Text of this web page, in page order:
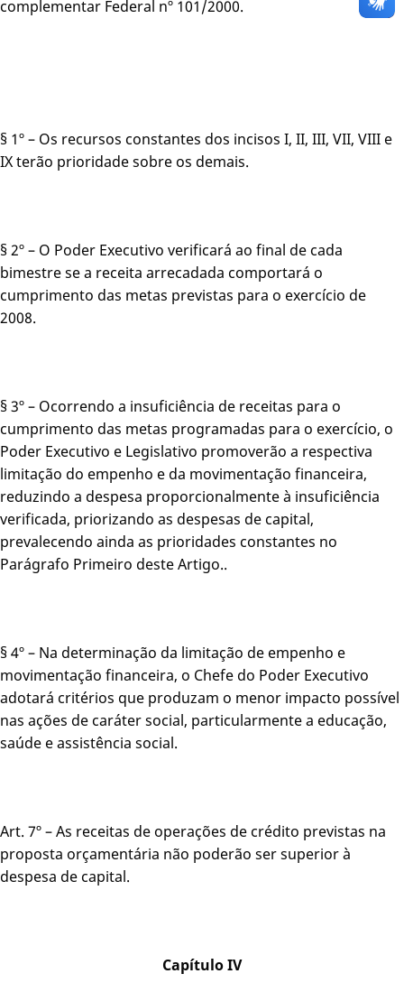
complementar Federal nº 101/2000.
§ 1º – Os recursos constantes dos incisos I, II, III, VII, VIII e
IX terão prioridade sobre os demais.
§ 2º – O Poder Executivo verificará ao final de cada
bimestre se a receita arrecadada comportará o
cumprimento das metas previstas para o exercício de
2008.
§ 3º – Ocorrendo a insuficiência de receitas para o
cumprimento das metas programadas para o exercício, o
Poder Executivo e Legislativo promoverão a respectiva
limitação do empenho e da movimentação financeira,
reduzindo a despesa proporcionalmente à insuficiência
verificada, priorizando as despesas de capital,
prevalecendo ainda as prioridades constantes no
Parágrafo Primeiro deste Artigo..
§ 4º – Na determinação da limitação de empenho e
movimentação financeira, o Chefe do Poder Executivo
adotará critérios que produzam o menor impacto possível
nas ações de caráter social, particularmente a educação,
saúde e assistência social.
Art. 7º – As receitas de operações de crédito previstas na
proposta orçamentária não poderão ser superior à
despesa de capital.
Capítulo IV